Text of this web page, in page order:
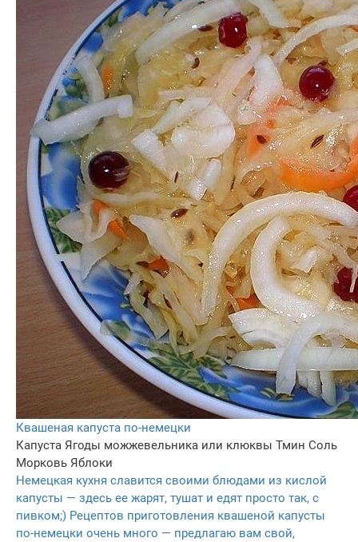
Квашеная капуста по-немецки
Капуста Ягоды можжевельника или клюквы Тмин Соль
Морковь Яблоки
Немецкая кухня славится своими блюдами из кислой
капусты — здесь ее жарят, тушат и едят просто так, с
пивком;) Рецептов приготовления квашеной капусты
по-немецки очень много — предлагаю вам свой,